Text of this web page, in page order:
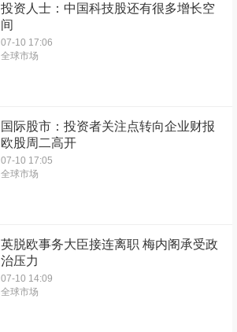
投资人士：中国科技股还有很多增长空
间
07-10 17:06
全球市场
国际股市：投资者关注点转向企业财报
欧股周二高开
07-10 17:05
全球市场
英脱欧事务大臣接连离职 梅内阁承受政
治压力
07-10 14:09
全球市场